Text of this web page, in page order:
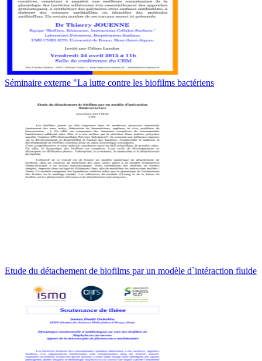
Séminaire externe "La lutte contre les biofilms bactériens
Etude du détachement de biofilms par un modèle d`intéraction fluide